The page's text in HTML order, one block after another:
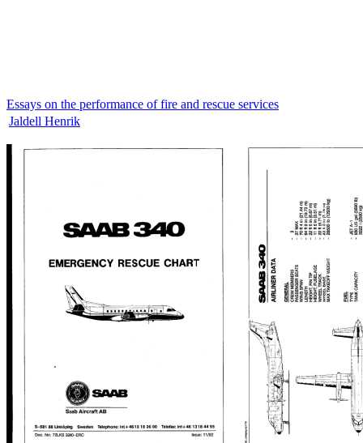
Essays on the performance of fire and rescue services
Jaldell Henrik